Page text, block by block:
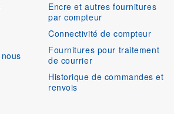
Encre et autres fournitures
par compteur
Connectivité de compteur
Fournitures pour traitement
de courrier
Historique de commandes et
renvois